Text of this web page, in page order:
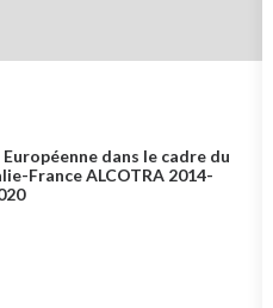
dans le cadre du
FranceALCOTRA 2014-